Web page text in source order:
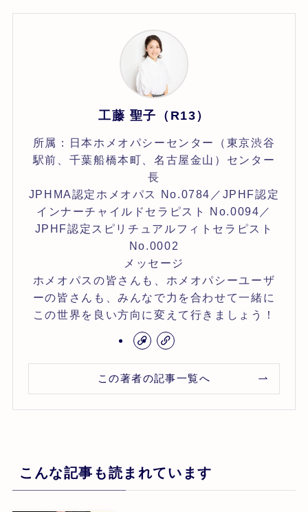
工藤 聖子（R13）
所属：日本ホメオパシーセンター（東京渋谷
駅前、千葉船橋本町、名古屋金山）センター
長
JPHMA認定ホメオパス No.0784／JPHF認定
インナーチャイルドセラピスト No.0094／
JPHF認定スピリチュアルフィトセラピスト
No.0002
メッセージ
ホメオパスの皆さんも、ホメオパシーユーザ
ーの皆さんも、みんなで力を合わせて一緒に
この世界を良い方向に変えて行きましょう！
この著者の記事一覧へ
こんな記事も読まれています